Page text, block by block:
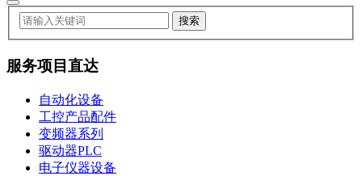
服务项目直达
自动化设备
工控产品配件
变频器系列
驱动器PLC
电子仪器设备